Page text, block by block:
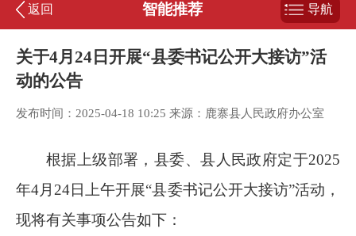
返回 智能推荐 导航
关于4月24日开展“县委书记公开大接访”活
动的公告
发布时间：2025-04-18 10:25 来源：鹿寨县人民政府办公室
根据上级部署，县委、县人民政府定于2025
年4月24日上午开展“县委书记公开大接访”活动，
现将有关事项公告如下：